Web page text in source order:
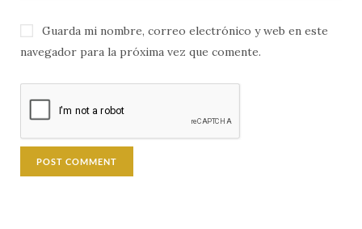
Guarda mi nombre, correo electrónico y web en este
navegador para la próxima vez que comente.